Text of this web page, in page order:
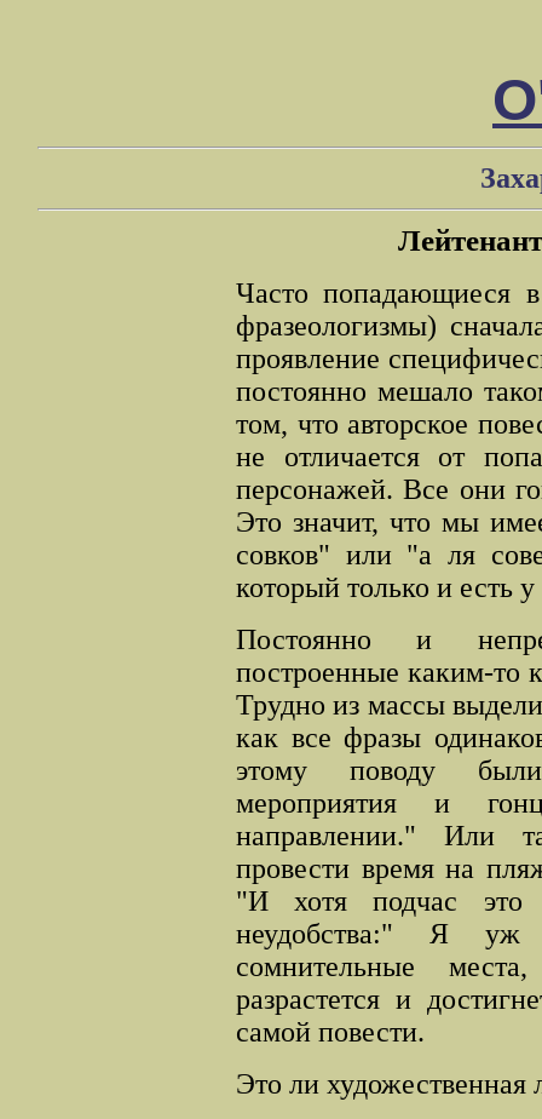
Часто попадающиеся в
фразеологизмы)
проявление
постоянно мешало
том, что авторское
не отличается от
персонажей. Все они
Это значит, что мы
совков" или "а ля
который только и есть
Постоянно и
построенные каким-то
Трудно из массы
как все фразы
этому поводу были
мероприятия и
направлении." Или
провести время на
"И хотя подчас это
неудобства:" Я уж
сомнительные
разрастется и
самой повести.
Это ли художественная